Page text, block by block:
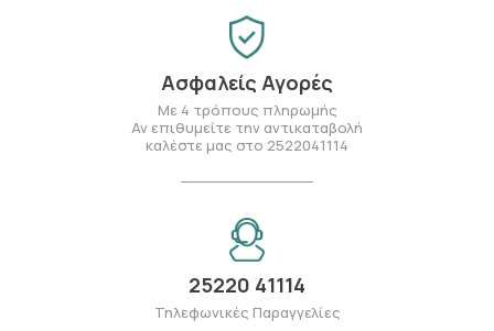
Ασφαλείς Αγορές
Με 4 τρόπους πληρωμής
Αν επιθυμείτε την αντικαταβολή
καλέστε μας στο 2522041114
25220 41114
Τηλεφωνικές Παραγγελίες